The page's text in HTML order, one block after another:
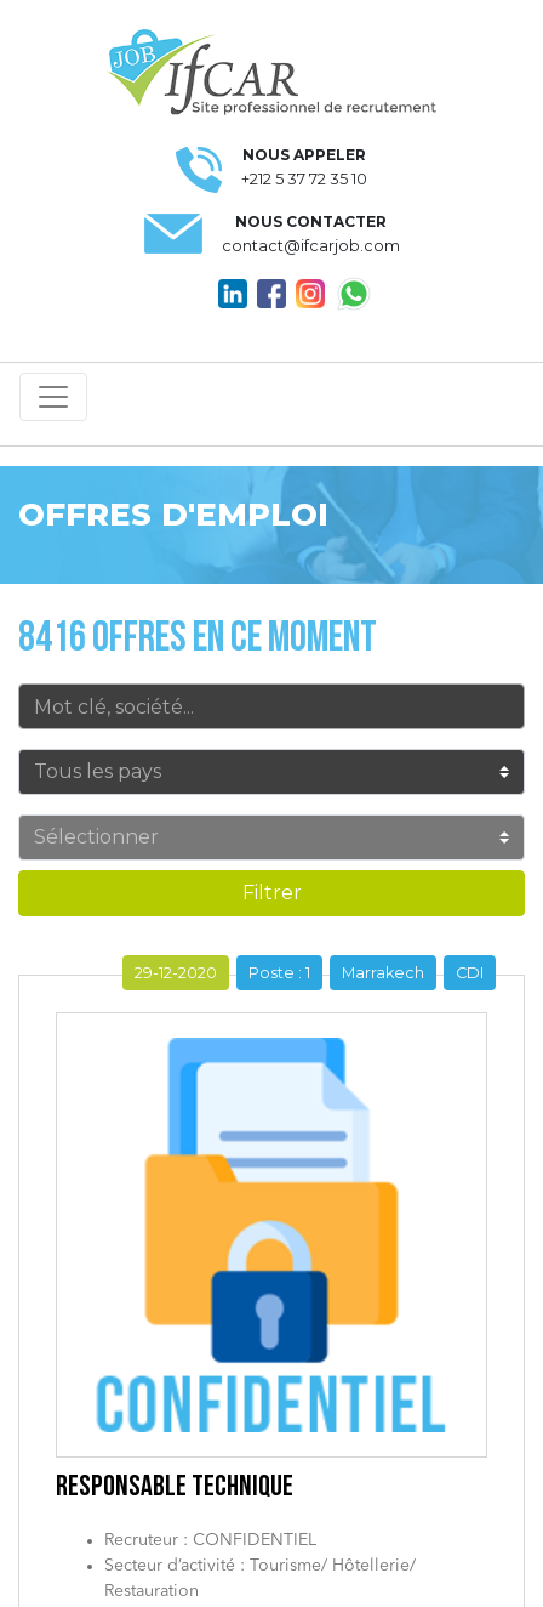
NOUS APPELER
+212 5 37 72 35 10
NOUS CONTACTER
contact@ifcarjob.com
OFFRES D'EMPLOI
8416 OFFRES EN CE MOMENT
Filtrer
RESPONSABLE TECHNIQUE
Recruteur : CONFIDENTIEL
Secteur d’activité : Tourisme/ Hôtellerie/
Restauration
CDI
Marrakech
Poste : 1
29-12-2020